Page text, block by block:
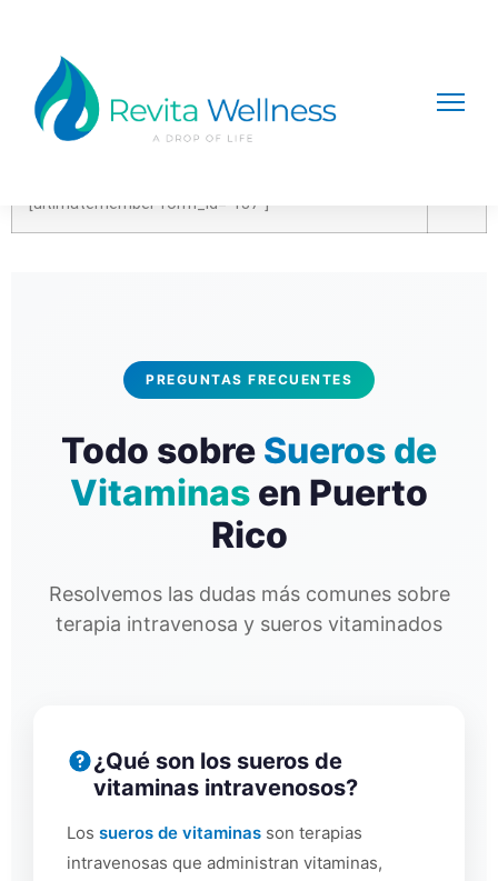
Register
[ultimatemember form_id=”137″]
PREGUNTAS FRECUENTES
Todo sobre Sueros de
Vitaminas en Puerto
Rico
Resolvemos las dudas más comunes sobre
terapia intravenosa y sueros vitaminados
¿Qué son los sueros de
vitaminas intravenosos?
Los sueros de vitaminas son terapias
intravenosas que administran vitaminas,